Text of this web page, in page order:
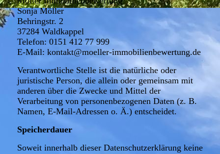
Sonja Möller
Behringstr. 2
37284 Waldkappel
Telefon: 0151 412 77 999
E-Mail: kontakt@moeller-immobilienbewertung.de
Verantwortliche Stelle ist die natürliche oder
juristische Person, die allein oder gemeinsam mit
anderen über die Zwecke und Mittel der
Verarbeitung von personenbezogenen Daten (z. B.
Namen, E-Mail-Adressen o. Ä.) entscheidet.
Speicherdauer
Soweit innerhalb dieser Datenschutzerklärung keine